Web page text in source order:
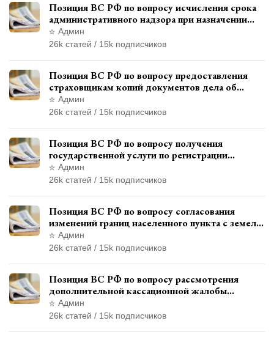
Позиция ВС РФ по вопросу исчисления срока
административного надзора при назначении
дополнительного наказания, отличного от
ограничения свободы
Админ
26k статей / 15k подписчиков
Позиция ВС РФ по вопросу предоставления
страховщикам копий документов дела об
административном правонарушении для
автотехнической экспертизы
Админ
26k статей / 15k подписчиков
Позиция ВС РФ по вопросу получения
государственной услуги по регистрации
транспортного средства через представителя
Админ
26k статей / 15k подписчиков
Позиция ВС РФ по вопросу согласования
изменений границ населенного пункта с земель
лесного фонда
Админ
26k статей / 15k подписчиков
Позиция ВС РФ по вопросу рассмотрения
дополнительной кассационной жалобы
адвоката в кассационной инстанции
Админ
26k статей / 15k подписчиков